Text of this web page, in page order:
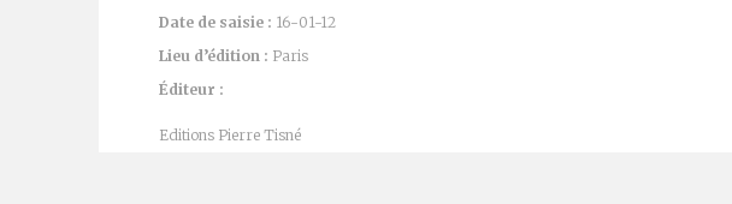
Date de saisie : 16-01-12
Lieu d’édition : Paris
Éditeur :
Editions Pierre Tisné